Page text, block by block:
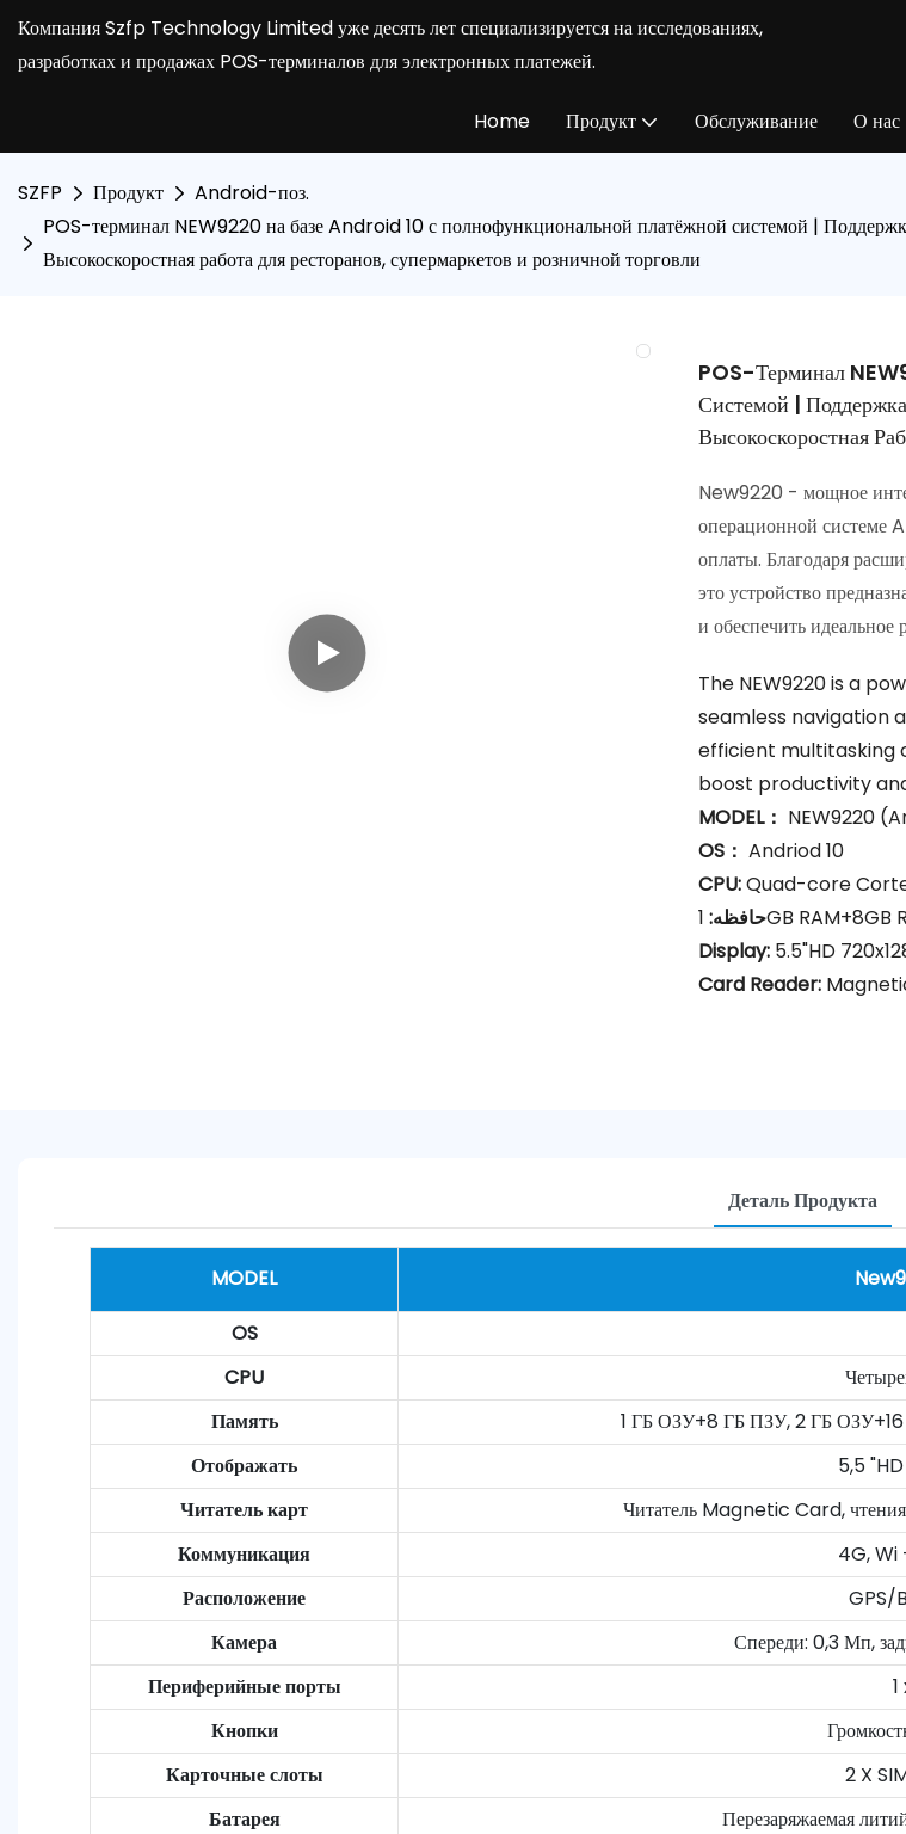
Компания Szfp Technology Limited уже десять лет специализируется на исследованиях,
разработках и продажах POS-терминалов для электронных платежей.
Home Продукт Обслуживание О нас
SZFP Продукт
Android-поз.
POS-терминал NEW9220 на базе Android 10 с полнофункциональной платёжной системой |
Высокоскоростная работа для ресторанов, супермаркетов и розничной торговли
POS-Терминал
Системой |
Высокоскоростная
New9220 - мощное
операционной системе
оплаты. Благодаря
это устройство
и обеспечить
The NEW9220 is a
seamless navigation
efficient multitasking
boost productivity
MODEL： NEW9220
OS： Andriod 10
CPU:Quad-core
حافظه:1GB
Display: 5.5"HD
Card Reader:
Деталь Продукта
MODEL
OS
CPU
Память
1 ГБ ОЗУ+8 ГБ ПЗУ, 2 ГБ ОЗУ+16
Отображать
5,5
Читатель карт
Читатель Magnetic Card, чтения
Коммуникация
4G, Wi
Расположение
GPS/
Камера
Спереди: 0,3 Мп,
Периферийные порты
Кнопки
Карточные слоты
2 X
Батарея
Перезаряжаемая